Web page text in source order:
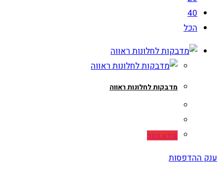
40
הכל
מדבקות לחלונות ראווה
מידע נוסף
ענק ההדפסות